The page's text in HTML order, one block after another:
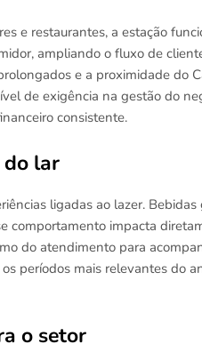
e restaurantes, a estação
ampliando o fluxo de
e a proximidade do
de exigência na gestão do
consistente.
do lar
ligadas ao lazer. Bebidas
comportamento impacta
do atendimento para
períodos mais relevantes do
o setor